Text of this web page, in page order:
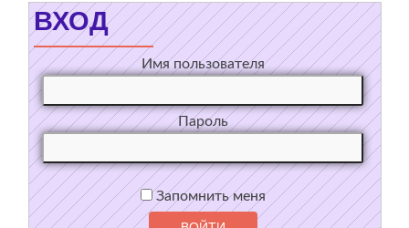
ВХОД
Имя пользователя
Пароль
Запомнить меня